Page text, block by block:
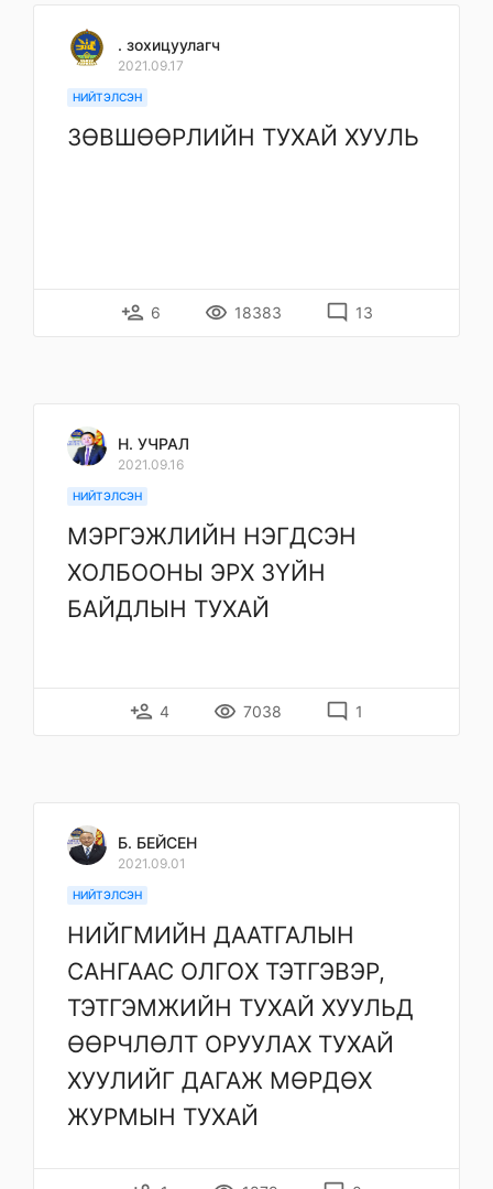
. зохицуулагч
2021.09.17
НИЙТЭЛСЭН
ЗӨВШӨӨРЛИЙН ТУХАЙ ХУУЛЬ
person_add 6 remove_red_eye 18383 mode_comment 13
Н. УЧРАЛ
2021.09.16
НИЙТЭЛСЭН
МЭРГЭЖЛИЙН НЭГДСЭН
ХОЛБООНЫ ЭРХ ЗҮЙН
БАЙДЛЫН ТУХАЙ
person_add 4 remove_red_eye 7038 mode_comment 1
Б. БЕЙСЕН
2021.09.01
НИЙТЭЛСЭН
НИЙГМИЙН ДААТГАЛЫН
САНГААС ОЛГОХ ТЭТГЭВЭР,
ТЭТГЭМЖИЙН ТУХАЙ ХУУЛЬД
ӨӨРЧЛӨЛТ ОРУУЛАХ ТУХАЙ
ХУУЛИЙГ ДАГАЖ МӨРДӨХ
ЖУРМЫН ТУХАЙ